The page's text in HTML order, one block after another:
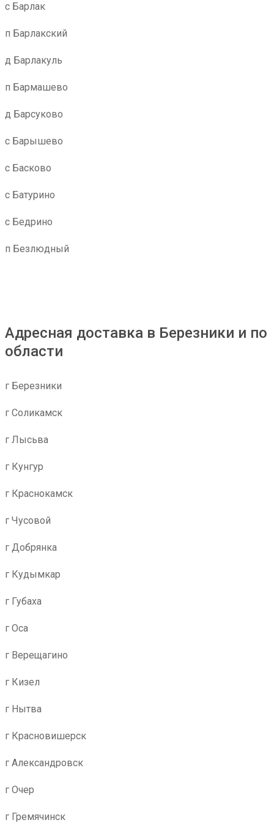
с Барлак
п Барлакский
д Барлакуль
п Бармашево
д Барсуково
с Барышево
с Басково
с Батурино
с Бедрино
п Безлюдный
Адресная доставка в Березники и по
области
г Березники
г Соликамск
г Лысьва
г Кунгур
г Краснокамск
г Чусовой
г Добрянка
г Кудымкар
г Губаха
г Оса
г Верещагино
г Кизел
г Нытва
г Красновишерск
г Александровск
г Очер
г Гремячинск